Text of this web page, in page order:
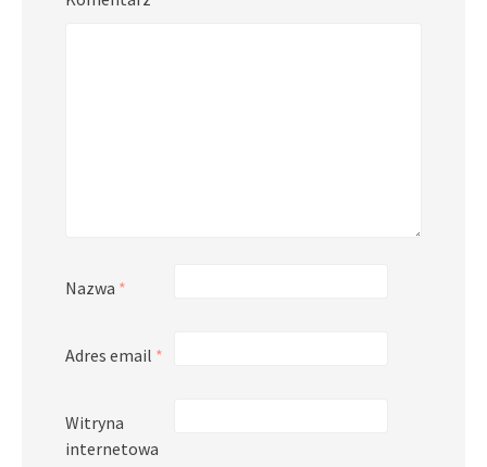
Nazwa *
Adres email *
Witryna
internetowa